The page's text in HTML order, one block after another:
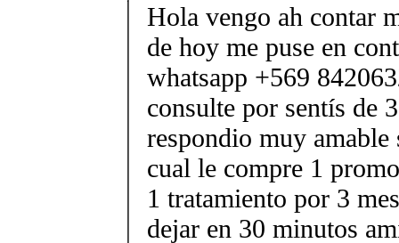
Hola vengo ah contar
de hoy me puse en
whatsapp +569
consulte por sentís de
respondio muy amable
cual le compre 1
1 tratamiento por 3
dejar en 30 minutos